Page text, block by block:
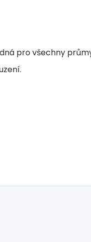
pro všechny